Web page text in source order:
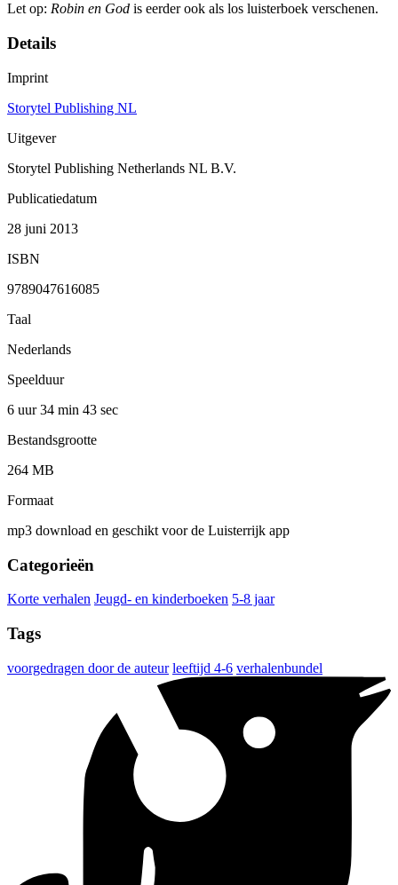
Let op: Robin en God is eerder ook als los luisterboek verschenen.
Details
Imprint
Storytel Publishing NL
Uitgever
Storytel Publishing Netherlands NL B.V.
Publicatiedatum
28 juni 2013
ISBN
9789047616085
Taal
Nederlands
Speelduur
6 uur 34 min 43 sec
Bestandsgrootte
264 MB
Formaat
mp3 download en geschikt voor de Luisterrijk app
Categorieën
Korte verhalen Jeugd- en kinderboeken 5-8 jaar
Tags
voorgedragen door de auteur leeftijd 4-6 verhalenbundel